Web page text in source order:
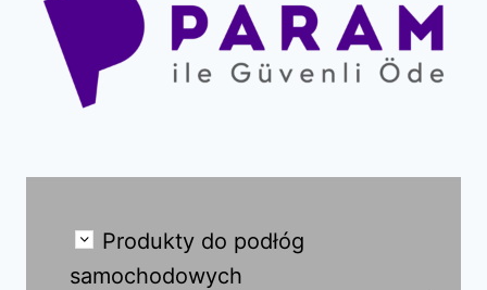
Produkty do podłóg
samochodowych